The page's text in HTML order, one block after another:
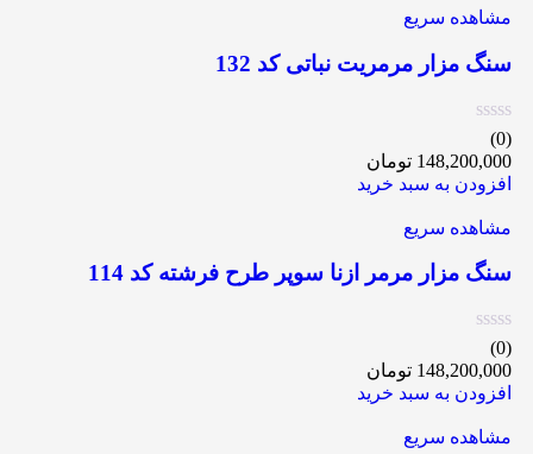
مشاهده سریع
سنگ مزار مرمریت نباتی کد 132
(0)
148,200,000 تومان
افزودن به سبد خرید
مشاهده سریع
سنگ مزار مرمر ازنا سوپر طرح فرشته کد 114
(0)
148,200,000 تومان
افزودن به سبد خرید
مشاهده سریع